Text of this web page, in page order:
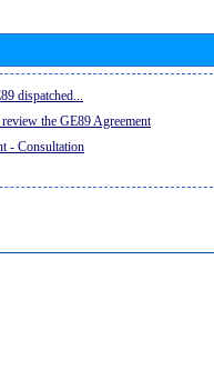
dispatched...
the GE89 Agreement
- Consultation